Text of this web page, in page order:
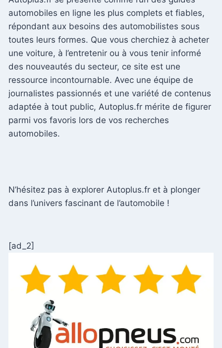
automobiles en ligne les plus complets et fiables,
répondant aux besoins des automobilistes sous
toutes leurs formes. Que vous cherchiez à acheter
une voiture, à l’entretenir ou à vous tenir informé
des nouveautés du secteur, ce site est une
ressource incontournable. Avec une équipe de
journalistes passionnés et une variété de contenus
adaptée à tout public, Autoplus.fr mérite de figurer
parmi vos favoris lors de vos recherches
automobiles.
N’hésitez pas à explorer Autoplus.fr et à plonger
dans l’univers fascinant de l’automobile !
[ad_2]